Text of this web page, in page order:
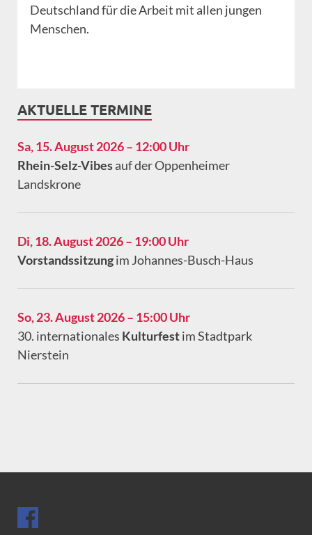
Deutschland für die Arbeit mit allen jungen
Menschen.
AKTUELLE TERMINE
Sa, 15. August 2026 – 12:00 Uhr
Rhein-Selz-Vibesauf der Oppenheimer
Landskrone
Di, 18. August 2026 – 19:00 Uhr
Vorstandssitzungim Johannes-Busch-Haus
So, 23. August 2026 – 15:00 Uhr
30. internationales Kulturfestim Stadtpark
Nierstein